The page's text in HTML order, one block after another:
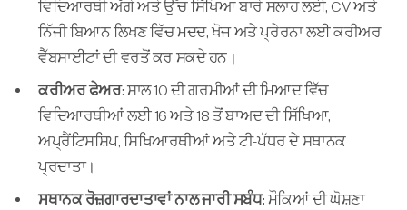
ਵਿਦਿਆਰਥੀ ਅੱਗੇ ਅਤੇ ਉੱਚ ਸਿੱਖਿਆ ਬਾਰੇ ਸਲਾਹ ਲਈ, CV ਅਤੇ
ਨਿੱਜੀ ਬਿਆਨ ਲਿਖਣ ਵਿੱਚ ਮਦਦ, ਖੋਜ ਅਤੇ ਪ੍ਰੇਰਨਾ ਲਈ ਕਰੀਅਰ
ਵੈੱਬਸਾਈਟਾਂ ਦੀ ਵਰਤੋਂ ਕਰ ਸਕਦੇ ਹਨ।
ਕਰੀਅਰ ਫੇਅਰ: ਸਾਲ 10 ਦੀ ਗਰਮੀਆਂ ਦੀ ਮਿਆਦ ਵਿੱਚ
ਵਿਦਿਆਰਥੀਆਂ ਲਈ 16 ਅਤੇ 18 ਤੋਂ ਬਾਅਦ ਦੀ ਸਿੱਖਿਆ,
ਅਪ੍ਰੈਂਟਿਸਸ਼ਿਪ, ਸਿਖਿਆਰਥੀਆਂ ਅਤੇ ਟੀ-ਪੱਧਰ ਦੇ ਸਥਾਨਕ
ਪ੍ਰਦਾਤਾ।
ਸਥਾਨਕ ਰੋਜ਼ਗਾਰਦਾਤਾਵਾਂ ਨਾਲ ਜਾਰੀ ਸਬੰਧ: ਮੌਕਿਆਂ ਦੀ ਘੋਸ਼ਣਾ